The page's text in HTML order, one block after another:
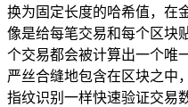
换为固定长度的哈希值，在
像是给每笔交易和每个区块
个交易都会被计算出一个唯
严丝合缝地包含在区块之中
指纹识别一样快速验证交易